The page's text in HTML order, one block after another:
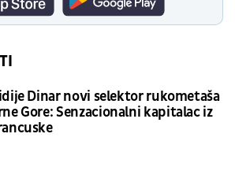
Dinar novi selektor rukometaša
Gore: Senzacionalni kapitalac iz